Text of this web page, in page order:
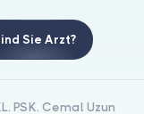
Sie Arzt?
PSK. Cemal Uzun